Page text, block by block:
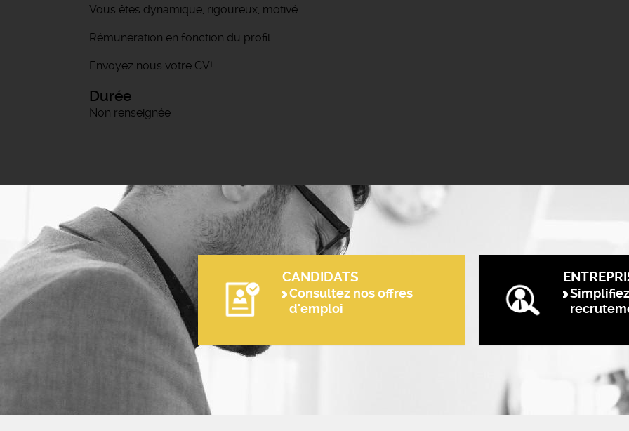
Vous êtes dynamique, rigoureux, motivé.
Rémunération en fonction du profil
Envoyez nous votre CV!
Durée
Non renseignée
CANDIDATS
Consultez nos offres
d'emploi